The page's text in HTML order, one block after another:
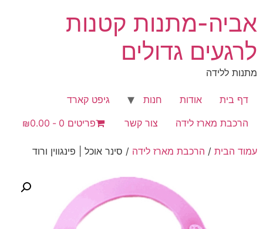
לתוכן
אביה-מתנות קטנות
לרגעים גדולים
מתנות ללידה
דף בית אודות חנות
גיפט קארד
הרכבת מארז לידה
צור קשר פריטים 0 ₪0.00
עמוד הבית / הרכבת מארז לידה / סינר אוכל | פינגווין ורוד